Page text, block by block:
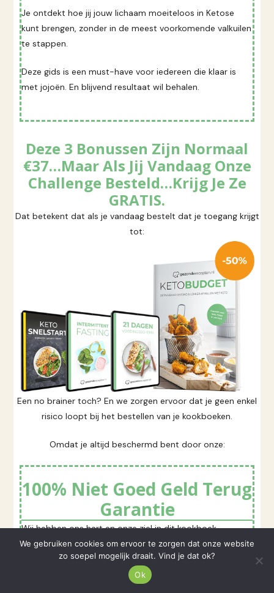
Je ontdekt hoe jij jouw lichaam moeiteloos in Ketose
kunt brengen, zonder in de meest voorkomende valkuilen
te stappen.
Deze gids is een must-have voor iedereen die klaar is
met jojoën. En blijvend resultaat wil behalen.
Deze 3 Bonussen Zijn Normaal
€37…Maar Als Jij Vandaag Onze
Challenge Besteld…Krijg Je Ze
GRATIS.
Dat betekent dat als je vandaag bestelt dat je toegang krijgt
tot:
Een no brainer toch? En we zorgen ervoor dat je geen enkel
risico loopt bij het bestellen van je kookboeken.
Omdat je altijd beschermd bent door onze:
100% Niet Goed Geld Terug
Garantie
Wij hebben ons hart en onze ziel in dit kookboek
gestopt.
Dus we weten zeker dat je gaat genieten van de 60
heerlijke recepten in dit boek.
We gebruiken cookies om ervoor te zorgen dat onze website
zo soepel mogelijk draait. Vind je dat ok?
Ok